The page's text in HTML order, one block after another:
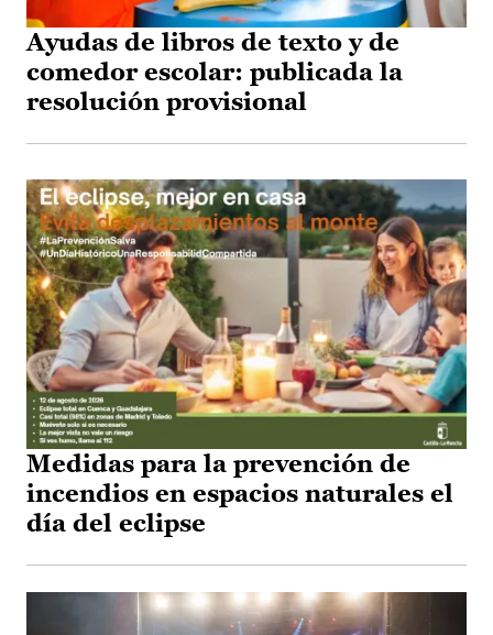
Ayudas de libros de texto y de
comedor escolar: publicada la
resolución provisional
Medidas para la prevención de
incendios en espacios naturales el
día del eclipse